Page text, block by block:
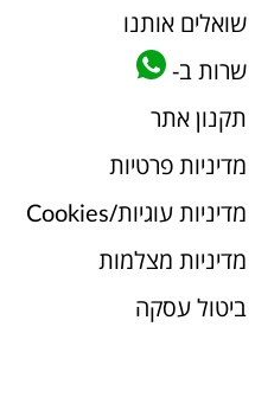
שואלים אותנו
שרות ב-
תקנון אתר
מדיניות פרטיות
מדיניות עוגיות/Cookies
מדיניות מצלמות
ביטול עסקה